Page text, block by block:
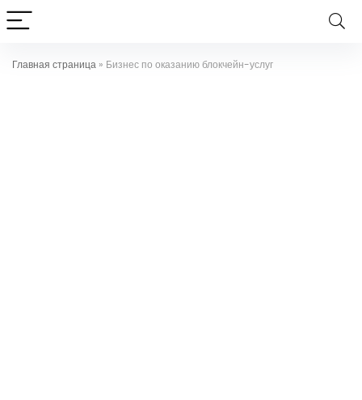
Главная страница » Бизнес по оказанию блокчейн-услуг